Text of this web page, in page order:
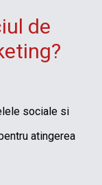
de
sociale si
atingerea